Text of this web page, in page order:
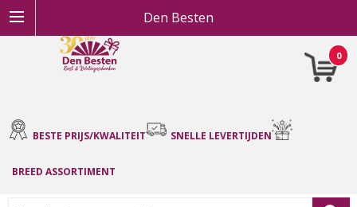
Den Besten
0
BESTE PRIJS/KWALITEIT SNELLE LEVERTIJDEN
BREED ASSORTIMENT